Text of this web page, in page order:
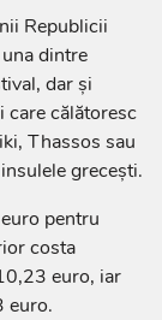
Republicii
dintre
dar și
care călătoresc
Thassos sau
grecești.
pentru
costa
euro, iar
euro.